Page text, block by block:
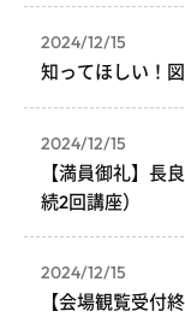
2024/12/15
知ってほしい！
2024/12/15
【満員御礼】長
続2回講座）
2024/12/15
【会場観覧受付